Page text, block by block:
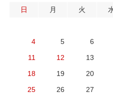
も様々な対策
間がかかる状
空き家の解体
ば、どんなこ
い！ 【解体工
のご相談なら
い。 株式会社
で、解体工事
場合には、解
になるため、
す。 ●審査に
すが、条件や
あります。自
解体を考えて
す。 最終処分
量は平均的に
工事における
定された廃棄
廃棄物の処理
ります。 しか
ミを指すわけ
20種類の品目
「産業廃棄物
棄物は、解体
委託する際に
作成解体工事
際には、産業
日
月 火
4
5 6
11
12 13
18
19 20
25
26 27
無理な押し売りはいたし